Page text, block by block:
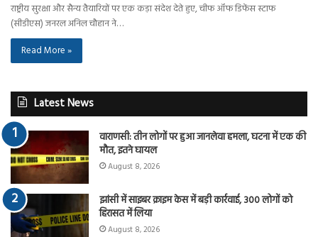
राष्ट्रीय सुरक्षा और सैन्य तैयारियों पर एक कड़ा संदेश देते हुए, चीफ ऑफ डिफेंस स्टाफ
(सीडीएस) जनरल अनिल चौहान ने…
Read More »
Latest News
वाराणसी: तीन लोगों पर हुआ जानलेवा हमला, घटना में एक की
मौत, इतने घायल
August 8, 2026
झांसी में साइबर क्राइम केस में बड़ी कार्रवाई, 300 लोगों को
हिरासत में लिया
August 8, 2026